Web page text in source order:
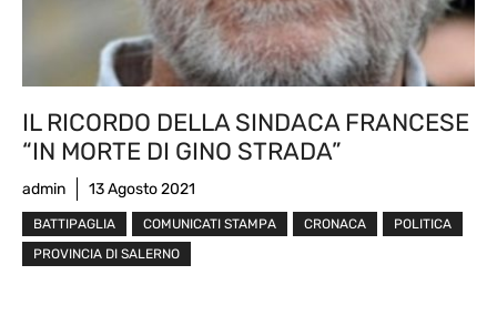
IL RICORDO DELLA SINDACA FRANCESE
“IN MORTE DI GINO STRADA”
admin 13 Agosto 2021
BATTIPAGLIA COMUNICATI STAMPA CRONACA
POLITICA
PROVINCIA DI SALERNO